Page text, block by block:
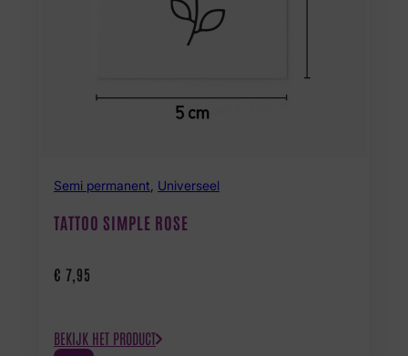
Semi permanent Universeel
TATTOO SIMPLE ROSE
€ 7,95
BEKIJK HET PRODUCT